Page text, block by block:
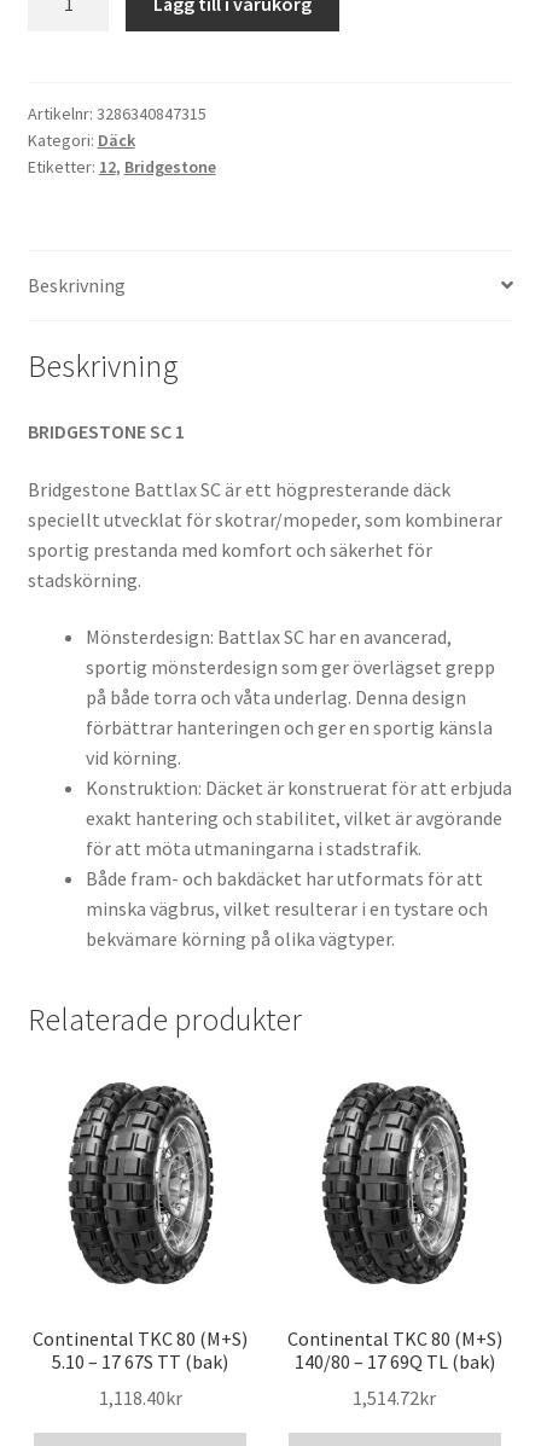
12
51L
TL
Artikelnr: 3286340847315
Kategori: Däck
Etiketter: 12, Bridgestone
Beskrivning
Beskrivning
BRIDGESTONE SC 1
Bridgestone Battlax SC är ett högpresterande däck
speciellt utvecklat för skotrar/mopeder, som kombinerar
sportig prestanda med komfort och säkerhet för
stadskörning.
Mönsterdesign: Battlax SC har en avancerad,
sportig mönsterdesign som ger överlägset grepp
på både torra och våta underlag. Denna design
förbättrar hanteringen och ger en sportig känsla
vid körning.
Konstruktion: Däcket är konstruerat för att erbjuda
exakt hantering och stabilitet, vilket är avgörande
för att möta utmaningarna i stadstrafik.
Både fram- och bakdäcket har utformats för att
minska vägbrus, vilket resulterar i en tystare och
bekvämare körning på olika vägtyper.
Relaterade produkter
Continental TKC 80 (M+S)
5.10 – 17 67S TT (bak)
1,118.40kr
Continental TKC 80 (M+S)
140/80 – 17 69Q TL (bak)
1,514.72kr